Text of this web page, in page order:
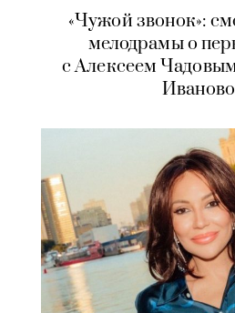
«Чужой звонок»:
мелодрамы о
с Алексеем